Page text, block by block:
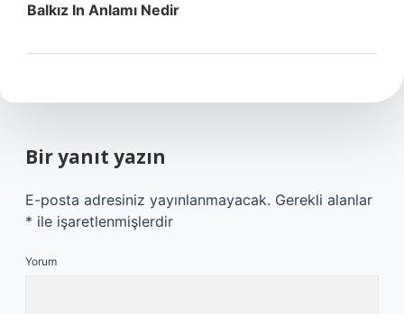
Balkız In Anlamı Nedir
Bir yanıt yazın
E-posta adresiniz yayınlanmayacak. Gerekli alanlar
* ile işaretlenmişlerdir
Yorum